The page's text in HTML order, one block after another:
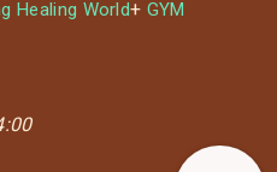
Healing World+ GYM